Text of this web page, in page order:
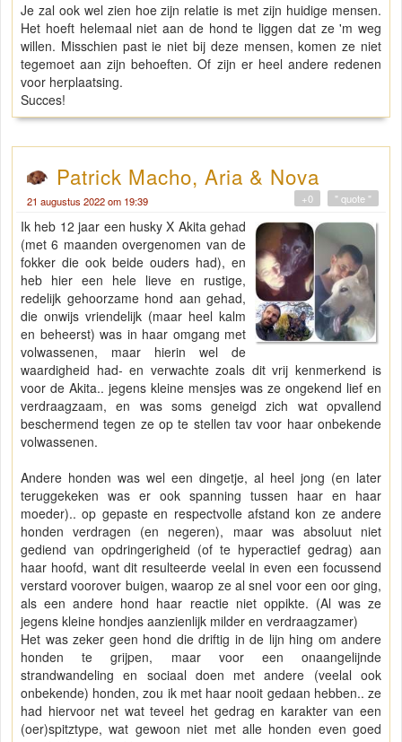
Je zal ook wel zien hoe zijn relatie is met zijn huidige mensen.
Het hoeft helemaal niet aan de hond te liggen dat ze 'm weg
willen. Misschien past ie niet bij deze mensen, komen ze niet
tegemoet aan zijn behoeften. Of zijn er heel andere redenen
voor herplaatsing.
Succes!
Patrick Macho, Aria & Nova
21 augustus 2022 om 19:39 " quote "
+0
Ik heb 12 jaar een husky X Akita gehad
(met 6 maanden overgenomen van de
fokker die ook beide ouders had), en
heb hier een hele lieve en rustige,
redelijk gehoorzame hond aan gehad,
die onwijs vriendelijk (maar heel kalm
en beheerst) was in haar omgang met
volwassenen, maar hierin wel de
waardigheid had- en verwachte zoals dit vrij kenmerkend is
voor de Akita.. jegens kleine mensjes was ze ongekend lief en
verdraagzaam, en was soms geneigd zich wat opvallend
beschermend tegen ze op te stellen tav voor haar onbekende
volwassenen.
Andere honden was wel een dingetje, al heel jong (en later
teruggekeken was er ook spanning tussen haar en haar
moeder).. op gepaste en respectvolle afstand kon ze andere
honden verdragen (en negeren), maar was absoluut niet
gediend van opdringerigheid (of te hyperactief gedrag) aan
haar hoofd, want dit resulteerde veelal in even een focussend
verstard voorover buigen, waarop ze al snel voor een oor ging,
als een andere hond haar reactie niet oppikte. (Al was ze
jegens kleine hondjes aanzienlijk milder en verdraagzamer)
Het was zeker geen hond die driftig in de lijn hing om andere
honden te grijpen, maar voor een onaangelijnde
strandwandeling en sociaal doen met andere (veelal ook
onbekende) honden, zou ik met haar nooit gedaan hebben.. ze
had hiervoor net wat teveel het gedrag en karakter van een
(oer)spitztype, wat gewoon niet met alle honden even goed